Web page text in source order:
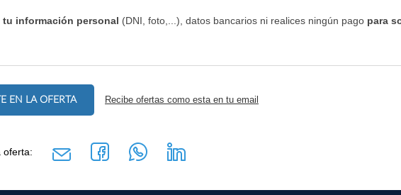
tu información personal (DNI, foto,...), datos bancarios ni realices ningún pago para
EN LA OFERTA Recibe ofertas como esta en tu email
oferta: